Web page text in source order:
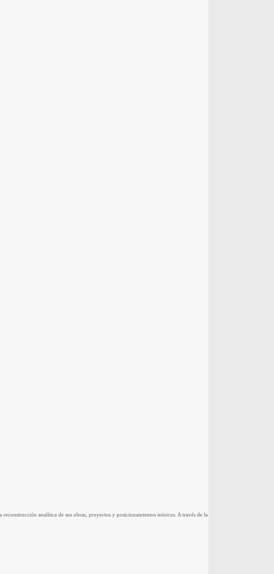
analítica de sus obras, proyectos y posicionamientos teóricos. A través de la